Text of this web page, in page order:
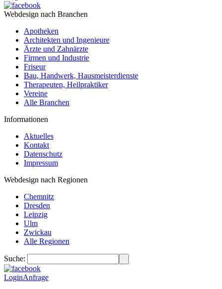
Webdesign nach Branchen
Apotheken
Architekten und Ingenieure
Ärzte und Zahnärzte
Firmen und Industrie
Friseur
Bau, Handwerk, Hausmeisterdienste
Therapeuten, Heilpraktiker
Vereine
Alle Branchen
Informationen
Aktuelles
Kontakt
Datenschutz
Impressum
Webdesign nach Regionen
Chemnitz
Dresden
Leipzig
Ulm
Zwickau
Alle Regionen
Suche:
LoginAnfrage